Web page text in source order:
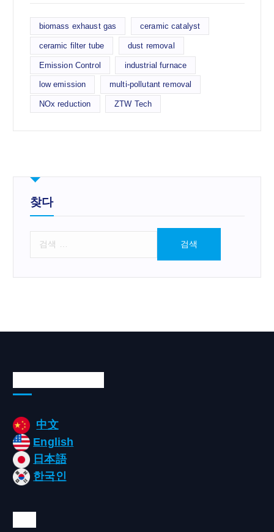
biomass exhaust gas ceramic catalyst
ceramic filter tube dust removal
Emission Control industrial furnace
low emission multi-pollutant removal
NOx reduction ZTW Tech
찾다
中文
English
日本語
한국인